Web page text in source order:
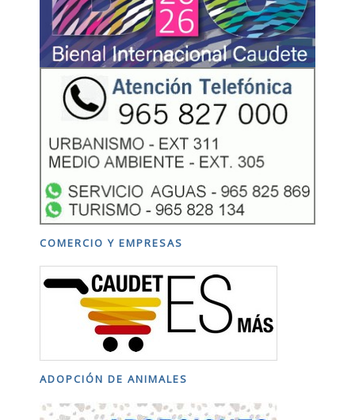
COMERCIO Y EMPRESAS
ADOPCIÓN DE ANIMALES